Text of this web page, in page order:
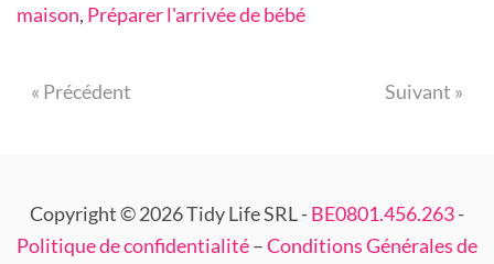
maison, Préparer l'arrivée de bébé
« Précédent Suivant »
Copyright © 2026 Tidy Life SRL -BE0801.456.263-
Politique de confidentialité–Conditions Générales de